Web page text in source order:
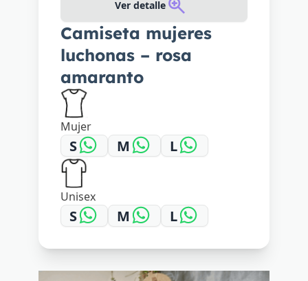
Ver detalle
Camiseta mujeres
luchonas – rosa
amaranto
Mujer
S M L
Unisex
S M L